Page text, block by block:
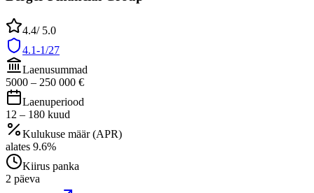
4.4/ 5.0
4.1-1/27
Laenusummad
5000 – 250 000 €
Laenuperiood
12 – 180 kuud
Kulukuse määr (APR)
alates 9.6%
Kiirus panka
2 päeva